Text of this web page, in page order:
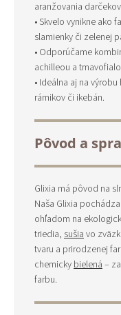
aranžovania
• Skvelo vynikne ako
slamienky či zelenej
• Odporúčame
achilleou a
• Ideálna aj na
rámikov či ikebán.
Pôvod a
Glixia má pôvod na
Naša Glixia
ohľadom na
triedia, sušiavo
tvaru a prirodzenej
chemickybielená–
farbu.